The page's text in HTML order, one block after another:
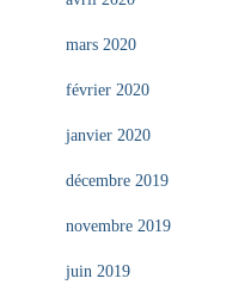
mars 2020
février 2020
janvier 2020
décembre 2019
novembre 2019
juin 2019